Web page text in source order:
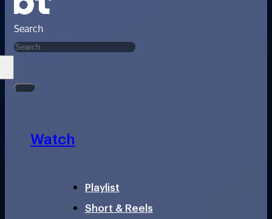
Search
Watch
Playlist
Short & Reels